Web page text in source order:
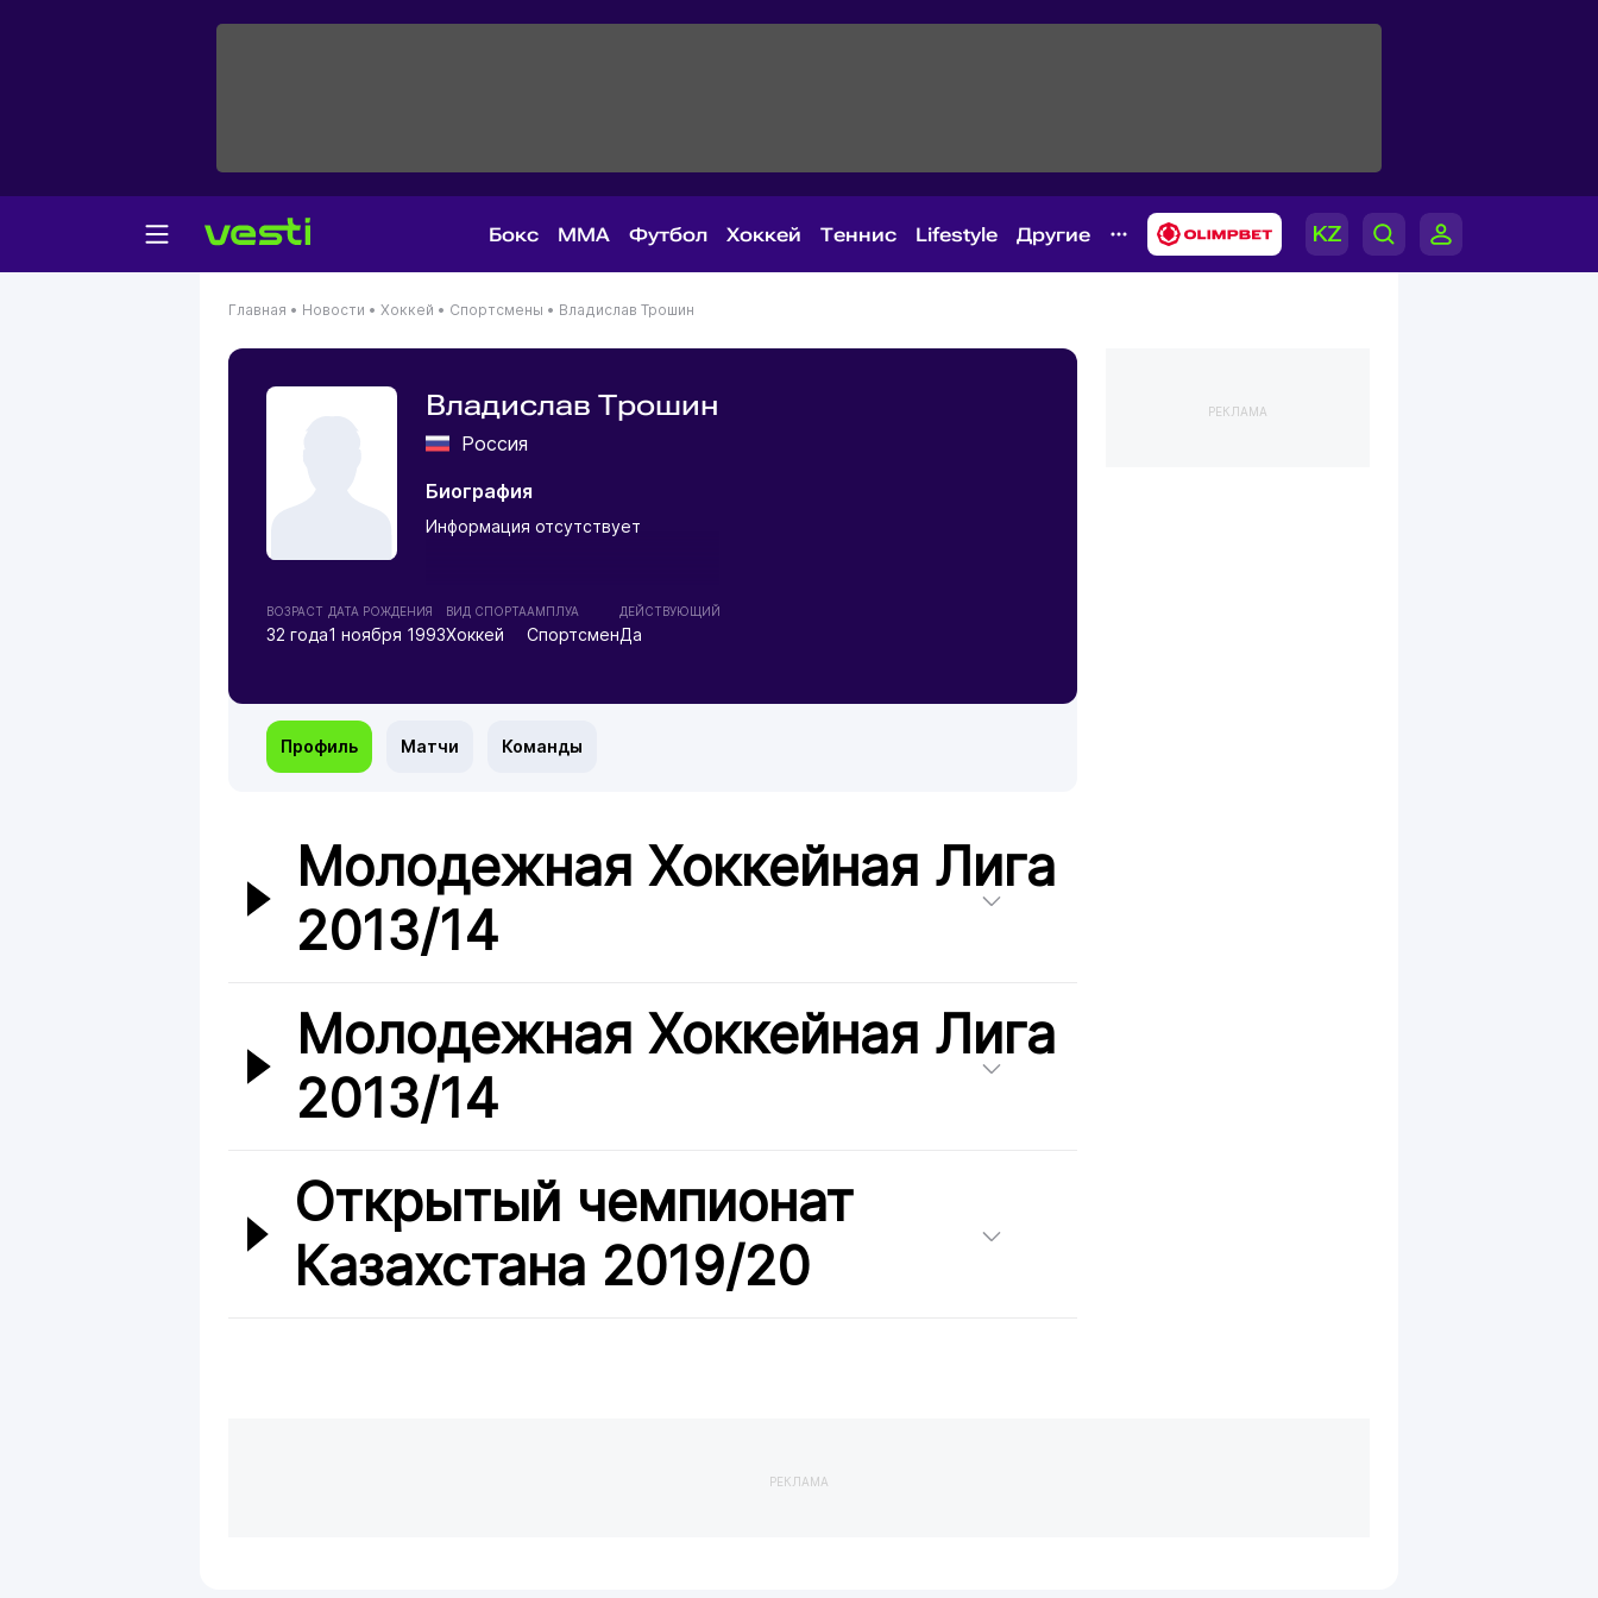
Бокс MMA Футбол Хоккей Теннис Lifestyle Другие
Главная • Новости • Хоккей • Спортсмены • Владислав Трошин
Владислав Трошин
Россия
Биография
Информация отсутствует
ВОЗРАСТ
32 года
ДАТА РОЖДЕНИЯ
1 ноября 1993
ВИД СПОРТА
Хоккей
АМПЛУА
Спортсмен
ДЕЙСТВУЮЩИЙ
Да
Профиль Матчи Команды
Молодежная Хоккейная Лига
2013/14
Молодежная Хоккейная Лига
2013/14
Открытый чемпионат
Казахстана 2019/20
РЕКЛАМА
РЕКЛАМА